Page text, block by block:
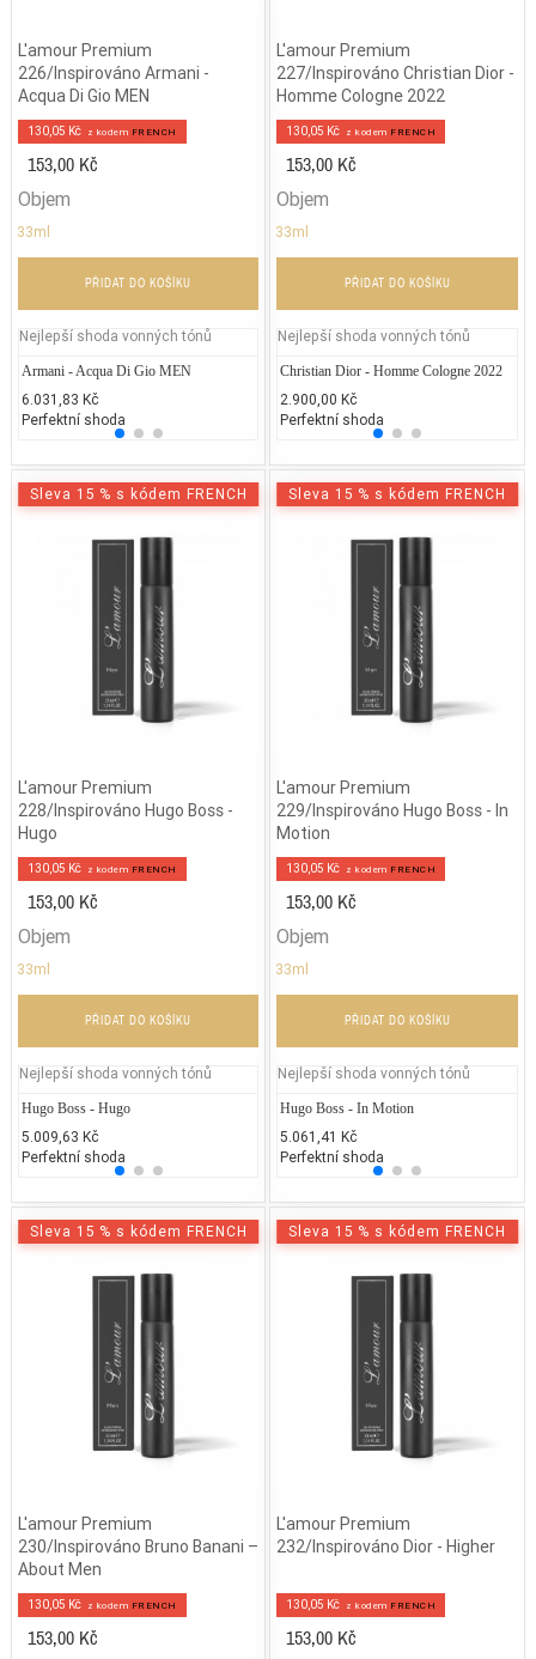
L'amour Premium
226/Inspirováno Armani -
Acqua Di Gio MEN
130,05 Kč z kodem FRENCH
153,00 Kč
Objem
33ml
PŘIDAT DO KOŠÍKU
Nejlepší shoda vonných tónů
Armani - Acqua Di Gio MEN
6.031,83 Kč
Perfektní shoda
Gabriela Sabatini - Gabriela Sabatini
1.700,00 Kč
25% běžných vonných tónů
Yves
L'amour Premium
227/Inspirováno Christian Dior -
Homme Cologne 2022
130,05 Kč z kodem FRENCH
153,00 Kč
Objem
33ml
PŘIDAT DO KOŠÍKU
Nejlepší shoda vonných tónů
Christian Dior - Homme Cologne 2022
2.900,00 Kč
Perfektní shoda
Sleva 15 % s kódem FRENCH
L'amour Premium
228/Inspirováno Hugo Boss -
Hugo
130,05 Kč z kodem FRENCH
153,00 Kč
Objem
33ml
PŘIDAT DO KOŠÍKU
Nejlepší shoda vonných tónů
Hugo Boss - Hugo
5.009,63 Kč
Perfektní shoda
Calvin Klein - Obsession
6.200,00 Kč
25% běžných vonných tónů
Sleva 15 % s kódem FRENCH
L'amour Premium
229/Inspirováno Hugo Boss - In
Motion
130,05 Kč z kodem FRENCH
153,00 Kč
Objem
33ml
PŘIDAT DO KOŠÍKU
Nejlepší shoda vonných tónů
Hugo Boss - In Motion
5.061,41 Kč
Perfektní shoda
Sleva 15 % s kódem FRENCH
L'amour Premium
230/Inspirováno Bruno Banani –
About Men
130,05 Kč z kodem FRENCH
153,00 Kč
Sleva 15 % s kódem FRENCH
L'amour Premium
232/Inspirováno Dior - Higher
130,05 Kč z kodem FRENCH
153,00 Kč